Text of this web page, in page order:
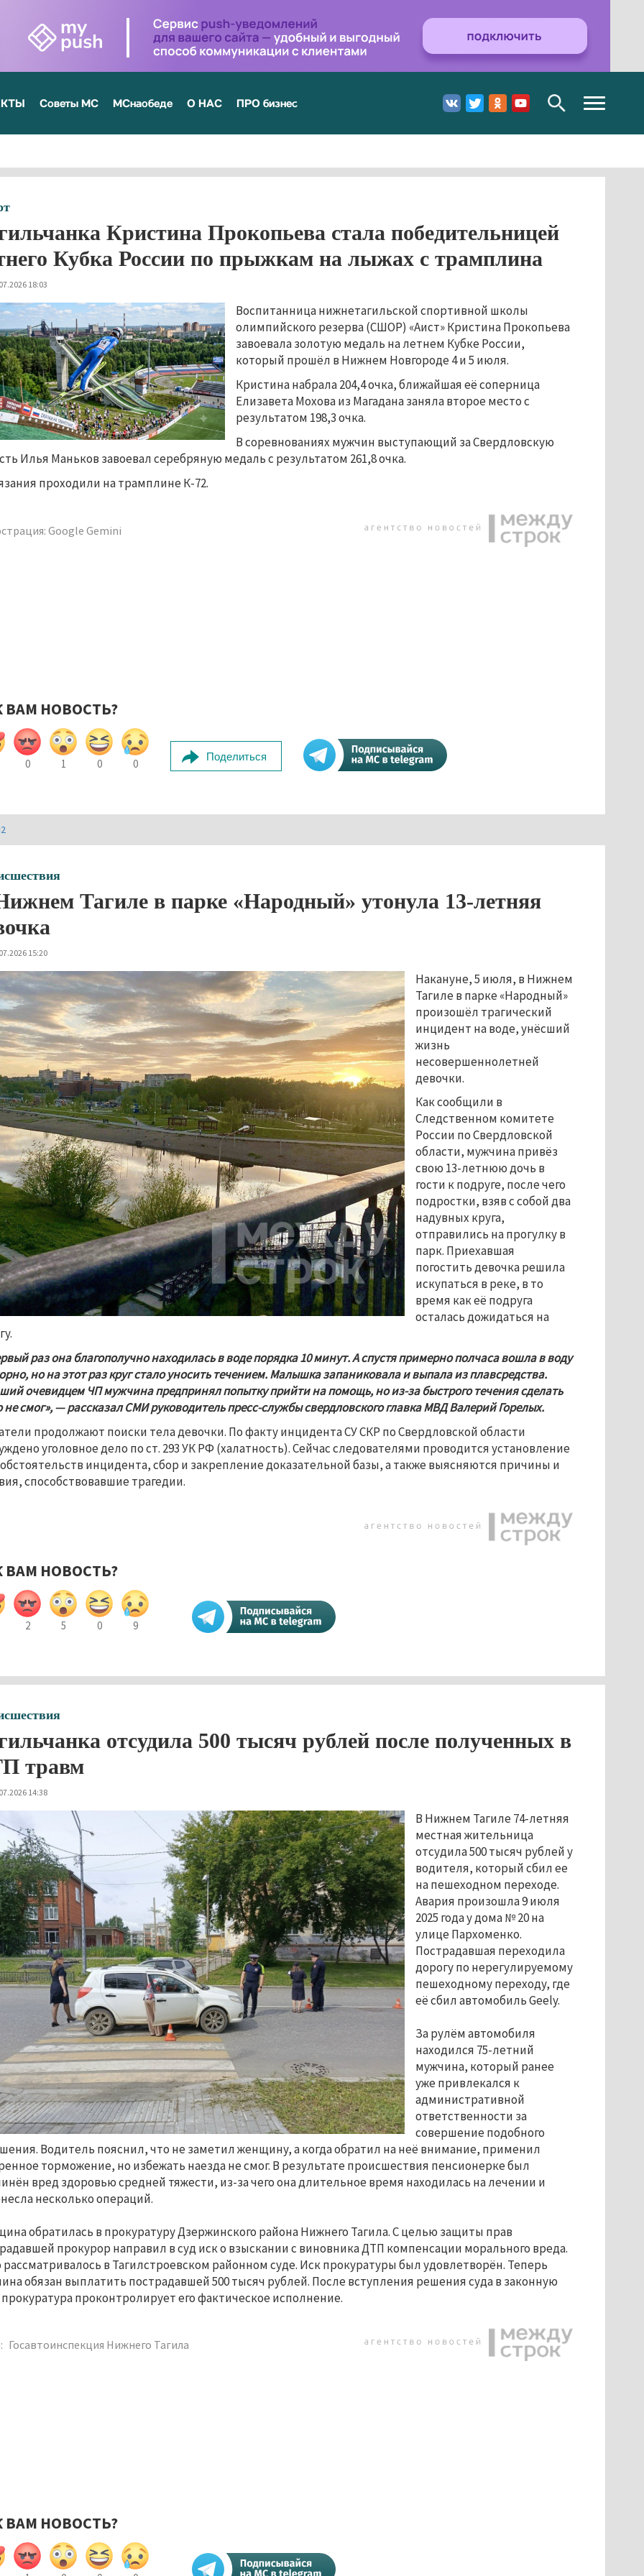
Советы МС МСнаобеде О НАС ПРО бизнес
Toggle
navigation
Кристина Прокопьева стала победительницей
Кубка России по прыжкам на лыжах с трамплина
18:03
Воспитанница нижнетагильской спортивной школы
олимпийского резерва (СШОР) «Аист» Кристина Прокопьева
завоевала золотую медаль на летнем Кубке России,
который прошёл в Нижнем Новгороде 4 и 5 июля.
Кристина набрала 204,4 очка, ближайшая её соперница
Елизавета Мохова из Магадана заняла второе место с
результатом 198,3 очка.
В соревнованиях мужчин выступающий за Свердловскую
Илья Маньков завоевал серебряную медаль с результатом 261,8 очка.
проходили на трамплине К-72.
Google Gemini
ВАМ НОВОСТЬ?
0 1 0 0
Поделиться
Тагиле в парке «Народный» утонула 13-летняя
15:20
Накануне, 5 июля, в Нижнем
Тагиле в парке «Народный»
произошёл трагический
инцидент на воде, унёсший
жизнь
несовершеннолетней
девочки.
Как сообщили в
Следственном комитете
России по Свердловской
области, мужчина привёз
свою 13-летнюю дочь в
гости к подруге, после чего
подростки, взяв с собой два
надувных круга,
отправились на прогулку в
парк. Приехавшая
погостить девочка решила
искупаться в реке, в то
время как её подруга
осталась дожидаться на
раз она благополучно находилась в воде порядка 10 минут. А спустя примерно полчаса вошла в воду
но на этот раз круг стало уносить течением. Малышка запаниковала и выпала из плавсредства.
очевидцем ЧП мужчина предпринял попытку прийти на помощь, но из-за быстрого течения сделать
не смог», — рассказал СМИ руководитель пресс-службы свердловского главка МВД Валерий Горелых.
продолжают поиски тела девочки. По факту инцидента СУ СКР по Свердловской области
уголовное дело по ст. 293 УК РФ (халатность). Сейчас следователями проводится установление
обстоятельств инцидента, сбор и закрепление доказательной базы, а также выясняются причины и
способствовавшие трагедии.
ВАМ НОВОСТЬ?
2 5 0 9
отсудила 500 тысяч рублей после полученных в
травм
14:38
В Нижнем Тагиле 74-летняя
местная жительница
отсудила 500 тысяч рублей у
водителя, который сбил ее
на пешеходном переходе.
Авария произошла 9 июля
2025 года у дома № 20 на
улице Пархоменко.
Пострадавшая переходила
дорогу по нерегулируемому
пешеходному переходу, где
её сбил автомобиль Geely.
За рулём автомобиля
находился 75-летний
мужчина, который ранее
уже привлекался к
административной
ответственности за
совершение подобного
Водитель пояснил, что не заметил женщину, а когда обратил на неё внимание, применил
торможение, но избежать наезда не смог. В результате происшествия пенсионерке был
вред здоровью средней тяжести, из-за чего она длительное время находилась на лечении и
несколько операций.
обратилась в прокуратуру Дзержинского района Нижнего Тагила. С целью защиты прав
прокурор направил в суд иск о взыскании с виновника ДТП компенсации морального вреда.
в Тагилстроевском районном суде. Иск прокуратуры был удовлетворён. Теперь
обязан выплатить пострадавшей 500 тысяч рублей. После вступления решения суда в законную
проконтролирует его фактическое исполнение.
Госавтоинспекция Нижнего Тагила
ВАМ НОВОСТЬ?